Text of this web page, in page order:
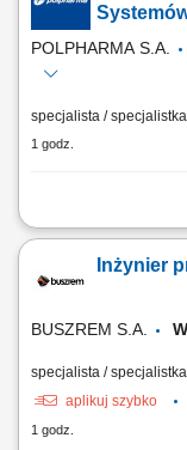
narządowych;
obejmujących:
POLPHARMA S.A.
specjalista /
1 godz.
Zakres obowiązków:
Zarządzanie i rozwój
danych produkcyjnych.
Inżynier
BUSZREM S.A.
specjalista /
aplikuj szybko
1 godz.